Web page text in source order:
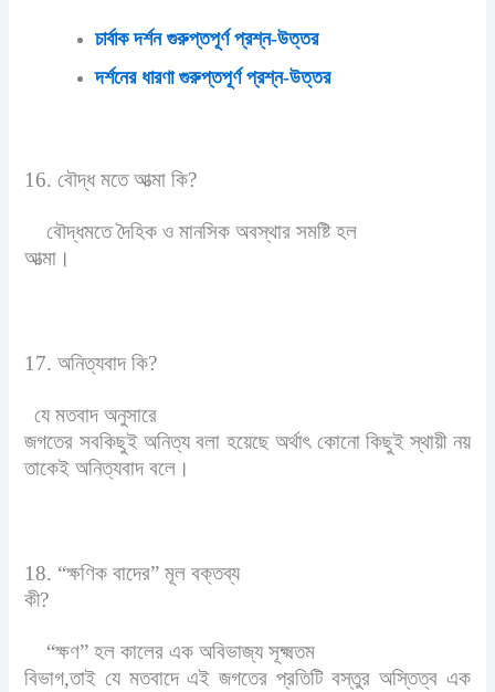
চার্বাক দর্শন গুরুপ্তপূর্ণ প্রশ্ন-উত্তর
দর্শনের ধারণা গুরুপ্তপূর্ণ প্রশ্ন-উত্তর
16. বৌদ্ধ মতে আত্মা কি?
বৌদ্ধমতে দৈহিক ও মানসিক অবস্থার সমষ্টি হল
আত্মা।
17. অনিত্যবাদ কি?
যে মতবাদ অনুসারে
জগতের সবকিছুই অনিত্য বলা হয়েছে অর্থাৎ কোনো কিছুই স্থায়ী নয়
তাকেই অনিত্যবাদ বলে।
18. “ক্ষণিক বাদের” মূল বক্তব্য
কী?
“ক্ষণ” হল কালের এক অবিভাজ্য সূক্ষ্মতম
বিভাগ,তাই যে মতবাদে এই জগতের প্রতিটি বস্তুর অস্তিত্ব এক